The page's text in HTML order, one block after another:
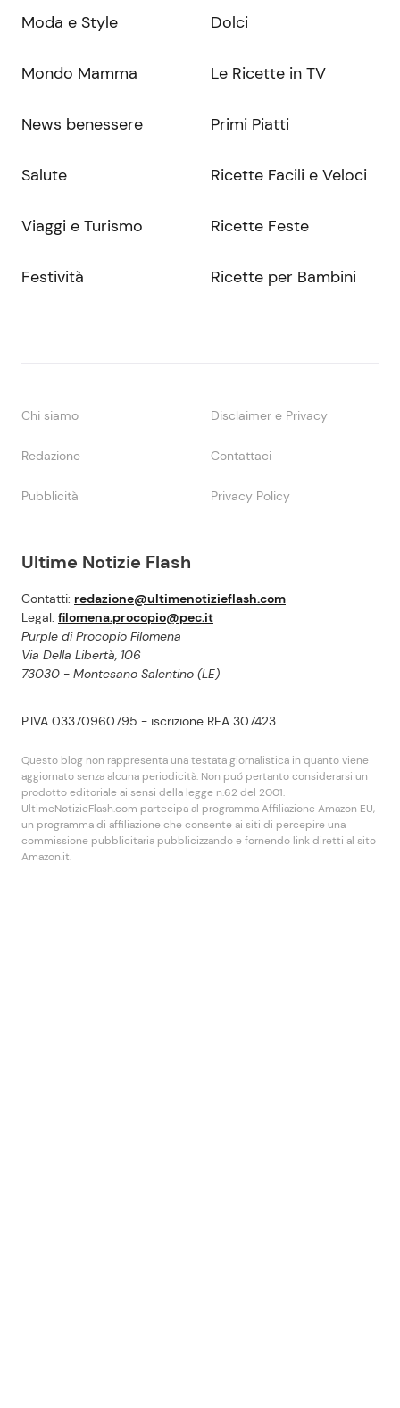
Ultime Notizie Flash
Contatti: redazione@ultimenotizieflash.com
Legal: filomena.procopio@pec.it
Purple di Procopio Filomena
Via Della Libertà, 106
73030 - Montesano Salentino (LE)
P.IVA 03370960795 - iscrizione REA 307423
Questo blog non rappresenta una testata giornalistica in quanto viene
aggiornato senza alcuna periodicità. Non puó pertanto considerarsi un
prodotto editoriale ai sensi della legge n.62 del 2001.
UltimeNotizieFlash.com partecipa al programma Affiliazione Amazon EU,
un programma di affiliazione che consente ai siti di percepire una
commissione pubblicitaria pubblicizzando e fornendo link diretti al sito
Amazon.it.
Moda e Style
Mondo Mamma
News benessere
Salute
Viaggi e Turismo
Festività
Dolci
Le Ricette in TV
Primi Piatti
Ricette Facili e Veloci
Ricette Feste
Ricette per Bambini
Chi siamo Disclaimer e Privacy
Redazione Contattaci
Pubblicità Privacy Policy